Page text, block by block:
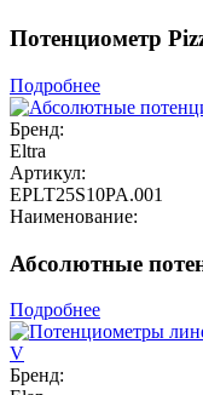
Потенциометр
Подробнее
Бренд:
Eltra
Артикул:
EPLT25S10PA.001
Наименование:
Абсолютные
Подробнее
Бренд: